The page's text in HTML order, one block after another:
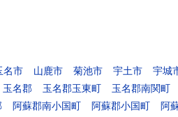
名市 山鹿市 菊池市 宇土市 宇城
玉名郡 玉名郡玉東町 玉名郡南関町
阿蘇郡南小国町 阿蘇郡小国町 阿